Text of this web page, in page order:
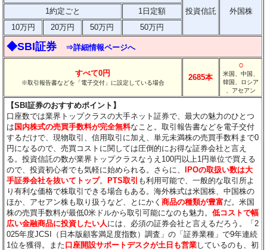
投資信託 外国株
1約定ごと
1日定額
10万円
20万円 50万円 50万円
◆SBI証券 ⇒詳細情報ページへ
すべて0円
※取引報告書などを「電子交付」に設定している場合
2685本
○
米国、中国、
韓国、ロシア
、アセアン
【SBI証券のおすすめポイント】
口座数では業界トップクラスの大手ネット証券で、最大の魅力のひとつ
は国内株式の売買手数料が完全無料なこと。取引報告書などを電子交付
するだけで、現物取引、信用取引に加え、単元未満株の売買手数料まで0
円になるので、売買コストに関しては圧倒的にお得な証券会社と言え
る。投資信託の数が業界トップクラスなうえ100円以上1円単位で買える
ので、投資初心者でも気軽に始められる。さらに、IPOの取扱い数は大
手証券会社を抜いてトップ。PTS取引 も利用可能で、一般的な取引所よ
り有利な価格で株取引できる場合もある。海外株式は米国株、中国株の
ほか、アセアン株も取り扱うなど、とにかく商品の種類が豊富だ。米国
株の売買手数料が最低0米ドルから取引可能になのも魅力。低コストで幅
広い金融商品に投資したい人 には、必須の証券会社と言えるだろう。「2
025年度JCSI（日本版顧客満足度指数）調査」の「証券業種」で9年連続
1位を獲得。また口座開設サポートデスクが土日も営業しているのも、初